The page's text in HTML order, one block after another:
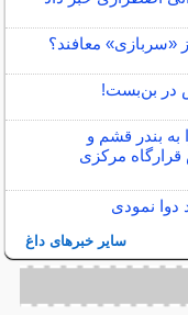
«سربازی» معافند؟
در بن‌بست!
به بندر قشم و
قرارگاه مرکزی
نمودی
سایر خبرهای داغ